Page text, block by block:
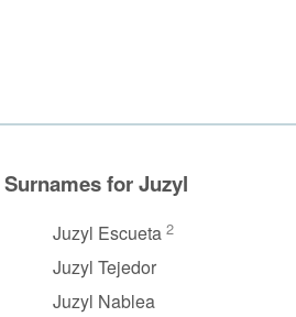
Surnames for Juzyl
Juzyl Escueta 2
Juzyl Tejedor
Juzyl Nablea